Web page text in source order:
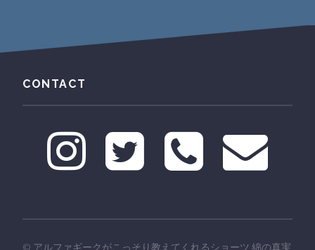
CONTACT
© アルファギークがこっそり教えてくれるショーツ 綿の真実